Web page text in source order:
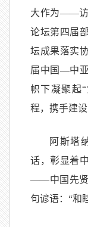
大作为——访
论坛第四届
坛成果落实
届中国—中
帜下凝聚起
程，携手建设
阿斯塔
话，彰显着
——中国先贤
句谚语：“和